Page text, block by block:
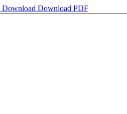
Download Download PDF